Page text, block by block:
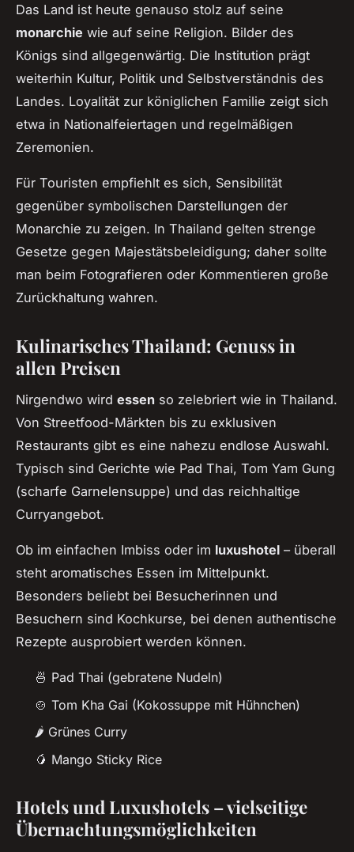
Das Land ist heute genauso stolz auf seine
monarchie wie auf seine Religion. Bilder des
Königs sind allgegenwärtig. Die Institution prägt
weiterhin Kultur, Politik und Selbstverständnis des
Landes. Loyalität zur königlichen Familie zeigt sich
etwa in Nationalfeiertagen und regelmäßigen
Zeremonien.
Für Touristen empfiehlt es sich, Sensibilität
gegenüber symbolischen Darstellungen der
Monarchie zu zeigen. In Thailand gelten strenge
Gesetze gegen Majestätsbeleidigung; daher sollte
man beim Fotografieren oder Kommentieren große
Zurückhaltung wahren.
Kulinarisches Thailand: Genuss in
allen Preisen
Nirgendwo wird essen so zelebriert wie in Thailand.
Von Streetfood-Märkten bis zu exklusiven
Restaurants gibt es eine nahezu endlose Auswahl.
Typisch sind Gerichte wie Pad Thai, Tom Yam Gung
(scharfe Garnelensuppe) und das reichhaltige
Curryangebot.
Ob im einfachen Imbiss oder im luxushotel – überall
steht aromatisches Essen im Mittelpunkt.
Besonders beliebt bei Besucherinnen und
Besuchern sind Kochkurse, bei denen authentische
Rezepte ausprobiert werden können.
🍜 Pad Thai (gebratene Nudeln)
🍲 Tom Kha Gai (Kokossuppe mit Hühnchen)
🌶️ Grünes Curry
🥭 Mango Sticky Rice
Hotels und Luxushotels – vielseitige
Übernachtungsmöglichkeiten